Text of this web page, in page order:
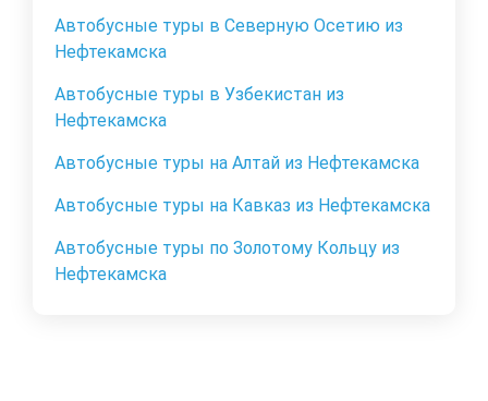
Автобусные туры в Северную Осетию из
Нефтекамска
Автобусные туры в Узбекистан из
Нефтекамска
Автобусные туры на Алтай из Нефтекамска
Автобусные туры на Кавказ из Нефтекамска
Автобусные туры по Золотому Кольцу из
Нефтекамска